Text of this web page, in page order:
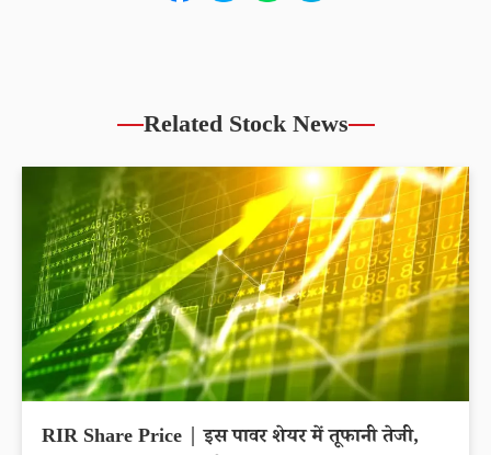
Related Stock News
RIR Share Price | इस पावर शेयर में तूफानी तेजी,